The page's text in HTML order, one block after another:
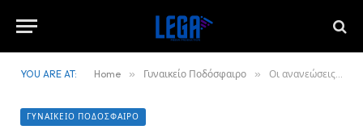
YOU ARE AT: Home » Γυναικείο Ποδόσφαιρο » Οι ανανεώσεις και η ενίσχυση της Ροδόπης ’87 για τη νέα σεζόν στη Γ’ Εθνική Γυναικών
ΓΥΝΑΙΚΕΊΟ ΠΟΔΌΣΦΑΙΡΟ